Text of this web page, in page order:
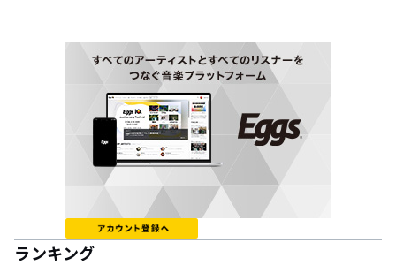
ランキング